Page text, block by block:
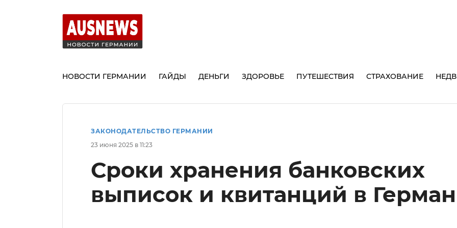
НОВОСТИ ГЕРМАНИИ ГАЙДЫ ДЕНЬГИ ЗДОРОВЬЕ ПУТЕШЕСТВИЯ СТРАХОВАНИЕ
ЗАКОНОДАТЕЛЬСТВО ГЕРМАНИИ
23 июня 2025 в 11:23
Сроки хранения банковских
выписок и квитанций в